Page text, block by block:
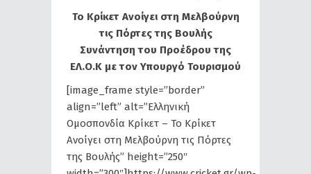
Το Κρίκετ Ανοίγει στη Μελβούρνη
τις Πόρτες της Βουλής
Συνάντηση του Προέδρου της
ΕΛ.Ο.Κ με τον Υπουργό Τουρισμού
[image_frame style=”border”
align=”left” alt=”Ελληνική
Ομοσπονδία Κρίκετ – Το Κρίκετ
Ανοίγει στη Μελβούρνη τις Πόρτες
της Βουλής” height=”250″